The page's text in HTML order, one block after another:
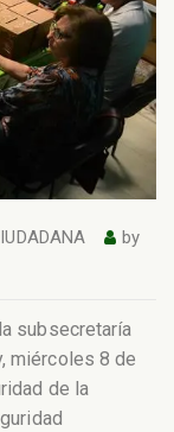
by
subsecretaría
miércoles 8 de
de la